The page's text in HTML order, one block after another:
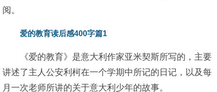
阅。
爱的教育读后感400字篇1
《爱的教育》是意大利作家亚米契斯所写的，主要
讲述了主人公安利柯在一个学期中所记的日记，以及每
月一次老师所讲的关于意大利少年的故事。